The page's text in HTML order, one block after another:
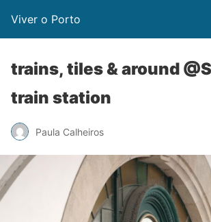
Viver o Porto
trains, tiles & around
train station
Paula Calheiros